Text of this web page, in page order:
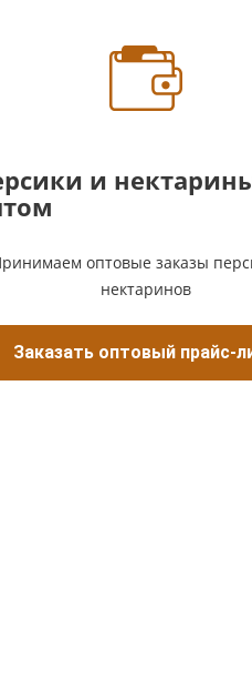
и
оптовые заказы
нектаринов
Заказать оптовый прайс-